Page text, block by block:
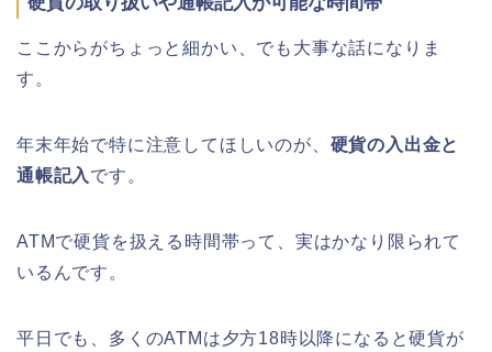
日立さくらまつり2026の屋台・出店ま
ここからがちょっと細かい、でも大事な話になりま
す。
年末年始で特に注意してほしいのが、 硬貨の入出金と
通帳記入 です。
ATMで硬貨を扱える時間帯って、実はかなり限られて
いるんです。
平日でも、多くのATMは夕方18時以降になると硬貨が